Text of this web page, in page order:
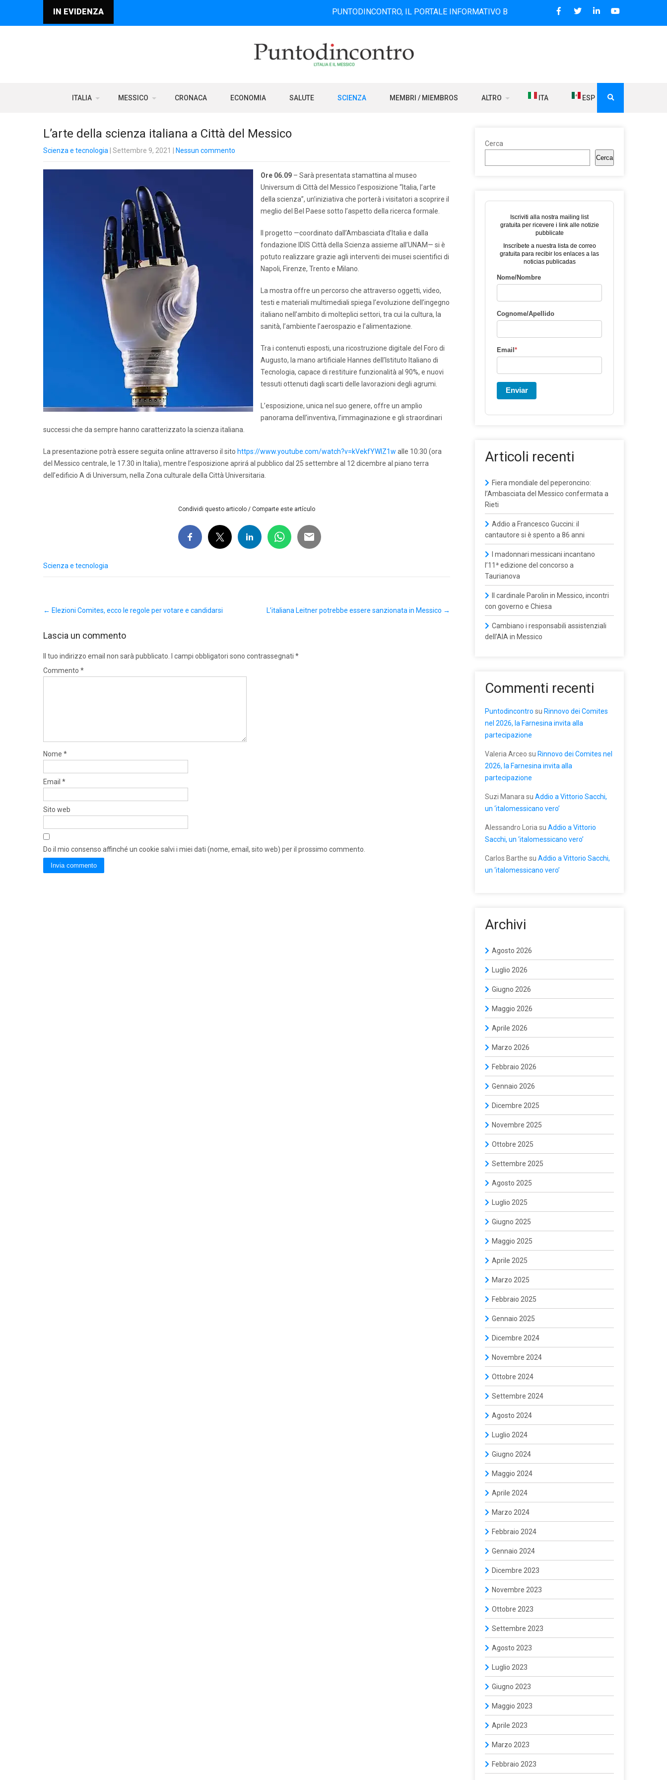
IN EVIDENZA PUNTODINCONTRO, IL PORTALE INFORMATIVO BILINGUE CHE DAL 2006 DIFFONDE NOTIZIE SUI
ITALIA MESSICO CRONACA ECONOMIA SALUTE SCIENZA MEMBRI / MIEMBROS ALTRO ITA ESP
L’arte della scienza italiana a Città del Messico
Scienza e tecnologia | Settembre 9, 2021 Nessun commento
Ore 06.09 – Sarà presentata stamattina al museo
Universum di Città del Messico l’esposizione “Italia, l’arte
della scienza”, un’iniziativa che porterà i visitatori a scoprire il
meglio del Bel Paese sotto l’aspetto della ricerca formale.
Il progetto —coordinato dall’Ambasciata d’Italia e dalla
fondazione IDIS Città della Scienza assieme all’UNAM— si è
potuto realizzare grazie agli interventi dei musei scientifici di
Napoli, Firenze, Trento e Milano.
La mostra offre un percorso che attraverso oggetti, video,
testi e materiali multimediali spiega l’evoluzione dell’ingegno
italiano nell’ambito di molteplici settori, tra cui la cultura, la
sanità, l’ambiente l’aerospazio e l’alimentazione.
Tra i contenuti esposti, una ricostruzione digitale del Foro di
Augusto, la mano artificiale Hannes dell’Istituto Italiano di
Tecnologia, capace di restituire funzionalità al 90%, e nuovi
tessuti ottenuti dagli scarti delle lavorazioni degli agrumi.
L’esposizione, unica nel suo genere, offre un amplio
panorama dell’inventiva, l’immaginazione e gli straordinari
successi che da sempre hanno caratterizzato la scienza italiana.
La presentazione potrà essere seguita online attraverso il sito https://www.youtube.com/watch?v=kVekfYWIZ1w alle 10:30 (ora
del Messico centrale, le 17.30 in Italia), mentre l’esposizione aprirá al pubblico dal 25 settembre al 12 dicembre al piano terra
dell’edificio A di Universum, nella Zona culturale della Città Universitaria.
Condividi questo articolo / Comparte este artículo
Scienza e tecnologia
navigation
← Elezioni Comites, ecco le regole per votare e candidarsi L’italiana Leitner potrebbe essere sanzionata in Messico →
Lascia un commento
Il tuo indirizzo email non sarà pubblicato. I campi obbligatori sono contrassegnati *
Commento *
Nome *
Email *
Sito web
Do il mio consenso affinché un cookie salvi i miei dati (nome, email, sito web) per il prossimo commento.
Cerca
Cerca
Iscriviti alla nostra mailing list
gratuita per ricevere i link alle notizie
pubblicate
Inscríbete a nuestra lista de correo
gratuita para recibir los enlaces a las
noticias publicadas
Nome/Nombre
Cognome/Apellido
Email *
Enviar
Articoli recenti
Fiera mondiale del peperoncino:
l’Ambasciata del Messico confermata a
Rieti
Addio a Francesco Guccini: il
cantautore si è spento a 86 anni
I madonnari messicani incantano
l’11ª edizione del concorso a
Taurianova
Il cardinale Parolin in Messico, incontri
con governo e Chiesa
Cambiano i responsabili assistenziali
dell’AIA in Messico
Commenti recenti
Puntodincontro su Rinnovo dei Comites
nel 2026, la Farnesina invita alla
partecipazione
Valeria Arceo su Rinnovo dei Comites nel
2026, la Farnesina invita alla
partecipazione
Suzi Manara su Addio a Vittorio Sacchi,
un ‘italomessicano vero’
Alessandro Loria su Addio a Vittorio
Sacchi, un ‘italomessicano vero’
Carlos Barthe su Addio a Vittorio Sacchi,
un ‘italomessicano vero’
Archivi
Agosto 2026
Luglio 2026
Giugno 2026
Maggio 2026
Aprile 2026
Marzo 2026
Febbraio 2026
Gennaio 2026
Dicembre 2025
Novembre 2025
Ottobre 2025
Settembre 2025
Agosto 2025
Luglio 2025
Giugno 2025
Maggio 2025
Aprile 2025
Marzo 2025
Febbraio 2025
Gennaio 2025
Dicembre 2024
Novembre 2024
Ottobre 2024
Settembre 2024
Agosto 2024
Luglio 2024
Giugno 2024
Maggio 2024
Aprile 2024
Marzo 2024
Febbraio 2024
Gennaio 2024
Dicembre 2023
Novembre 2023
Ottobre 2023
Settembre 2023
Agosto 2023
Luglio 2023
Giugno 2023
Maggio 2023
Aprile 2023
Marzo 2023
Febbraio 2023